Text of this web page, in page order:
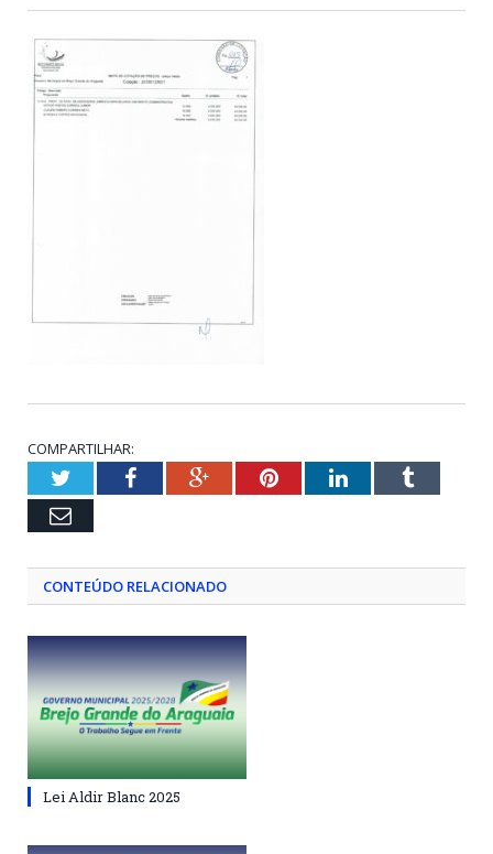
COMPARTILHAR:
TwitterFacebookGoogle+PinterestLinkedInTumblr
Email
CONTEÚDO RELACIONADO
Lei Aldir Blanc 2025